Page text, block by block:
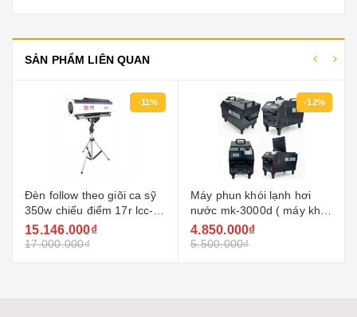
SẢN PHẨM LIÊN QUAN
-11%
Đèn follow theo giõi ca sỹ
350w chiếu điểm 17r lcc-
led315
15.146.000₫
17.000.000₫
-12%
Máy phun khói lạnh hơi
nước mk-3000d ( máy khói
chìm sân khấu )
4.850.000₫
5.500.000₫